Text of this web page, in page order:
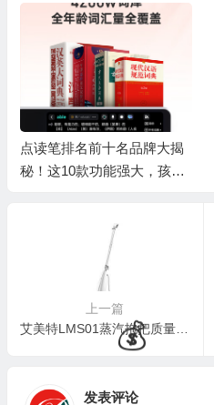
点读笔排名前十名品牌大揭
秘！这10款功能强大，孩子
上一篇
艾美特LMS01蒸汽拖把质量如何：深度测评与拆解指南
发表评论
🧧 💰